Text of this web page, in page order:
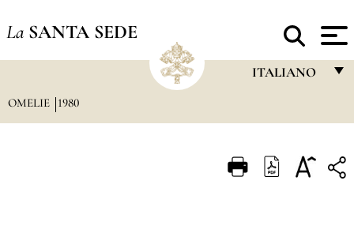
La SANTA SEDE
ITALIANO
ITALIANO
OMELIE 1980